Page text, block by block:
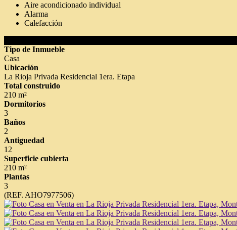
Aire acondicionado individual
Alarma
Calefacción
Tipo de Inmueble
Casa
Ubicación
La Rioja Privada Residencial 1era. Etapa
Total construido
210 m²
Dormitorios
3
Baños
2
Antiguedad
12
Superficie cubierta
210 m²
Plantas
3
(REF. AHO7977506)